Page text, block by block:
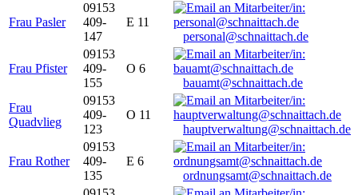
Frau Pasler
09153
409-
147
E 11
personal@schnaittach.de
Frau Pfister
09153
409-
155
O 6
bauamt@schnaittach.de
Frau
Quadvlieg
09153
409-
123
O 11
hauptverwaltung@schnaittach.de
Frau Rother
09153
409-
135
E 6
ordnungsamt@schnaittach.de